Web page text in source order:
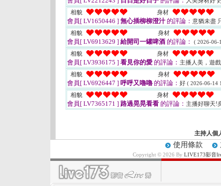
相貌
身材
會員[ LV1650446 ] 無心插柳柳澄汁的評論： 意猶未盡
相貌
身材
會員[ LV6913629 ] 給開司一罐啤酒 的評論： ( 2026-06-
相貌 身材
會員[ LV3936175 ] 看見你的愛 的評論： 主播人美，遊
相貌
身材
會員[ LV6926447 ] 呼呼又嚕嚕的評論： 好 ( 2026-06-14
相貌 身材
會員[ LV7365171 ] 路過晃晃看看 的評論： 主播好聊天!
主持人個
使用條款
Copyright © 2026 By LIVE173影音